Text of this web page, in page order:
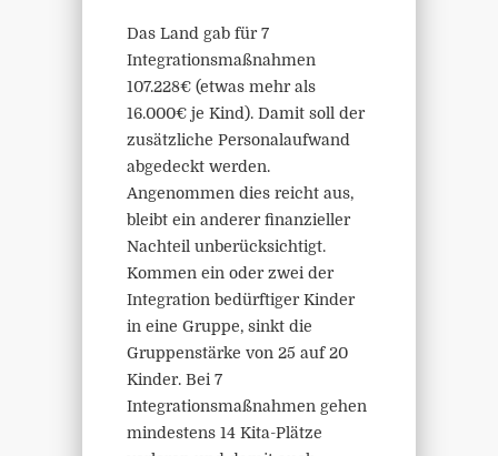
Das Land gab für 7
Integrationsmaßnahmen
107.228€ (etwas mehr als
16.000€ je Kind). Damit soll der
zusätzliche Personalaufwand
abgedeckt werden.
Angenommen dies reicht aus,
bleibt ein anderer finanzieller
Nachteil unberücksichtigt.
Kommen ein oder zwei der
Integration bedürftiger Kinder
in eine Gruppe, sinkt die
Gruppenstärke von 25 auf 20
Kinder. Bei 7
Integrationsmaßnahmen gehen
mindestens 14 Kita-Plätze